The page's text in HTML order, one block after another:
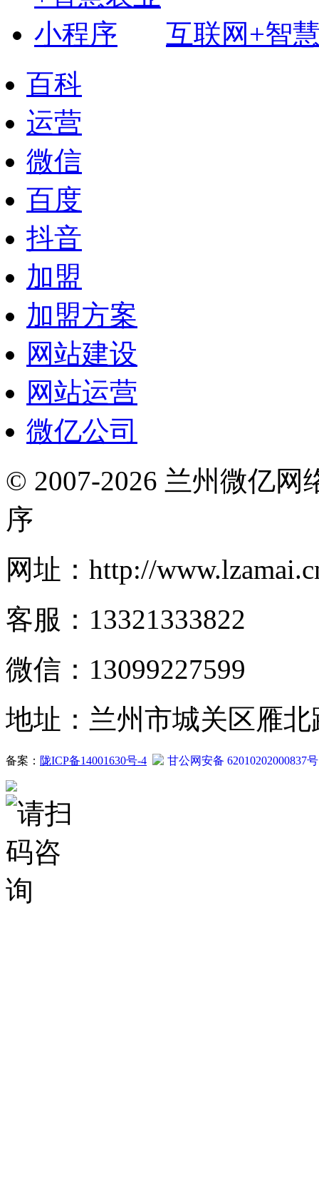
互联网+智
百科
运营
微信
百度
抖音
加盟
加盟方案
网站建设
网站运营
微亿公司
© 2007-2026 兰州微亿网
序
网址：http://
客服：13321333822
微信：13099227599
地址：兰州市城关区雁北
备案： 陇ICP备14001630号-4 甘公网安备 62010202000837号